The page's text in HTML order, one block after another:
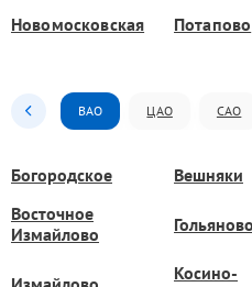
Новомосковская
Потапово
ВАО ЦАО САО
Богородское Вешняки
Восточное
Измайлово
Гольяново
Косино-